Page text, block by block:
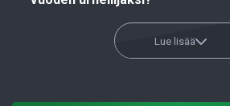
Lue lisää